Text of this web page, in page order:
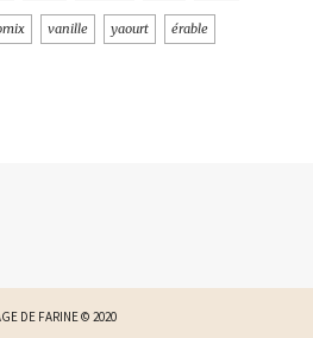
vanille yaourt érable
DE FARINE © 2020